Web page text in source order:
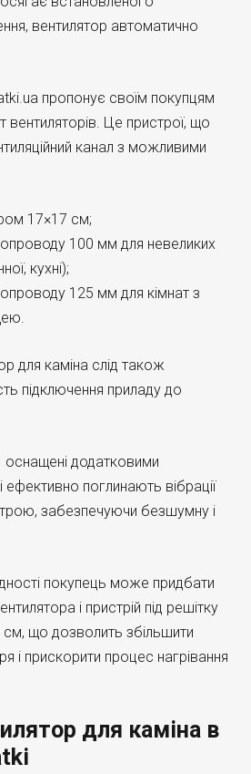
вентилятор автоматично
пропонує своїм покупцям
Це пристрої, що
канал з можливими
17×17 см;
100 мм для невеликих
кухні);
125 мм для кімнат з
для каміна слід також
підключення приладу до
оснащені додатковими
поглинають вібрації
забезпечуючи безшумну і
покупець може придбати
і пристрій під решітку
що дозволить збільшити
і прискорити процес нагрівання
для каміна в